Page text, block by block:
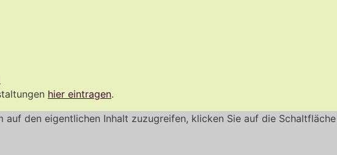
hier eintragen.
auf den eigentlichen Inhalt zuzugreifen, klicken Sie auf die